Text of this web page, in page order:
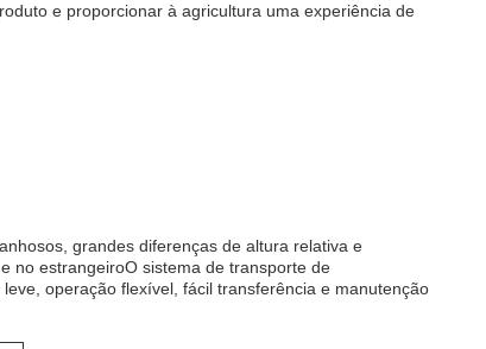
e proporcionar à agricultura uma experiência de
grandes diferenças de altura relativa e
no estrangeiroO sistema de transporte de
operação flexível, fácil transferência e manutenção